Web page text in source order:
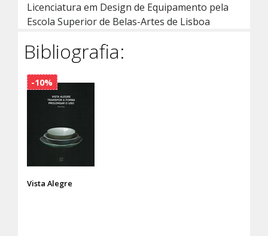
Licenciatura em Design de Equipamento pela
Escola Superior de Belas-Artes de Lisboa
Bibliografia:
Vista Alegre
-10%